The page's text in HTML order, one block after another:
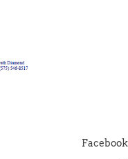
Facebook